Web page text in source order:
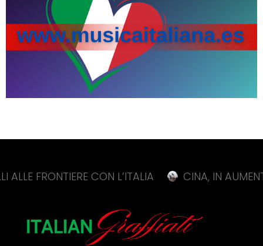
CON L’ITALIA CINA, IN AUMENTO